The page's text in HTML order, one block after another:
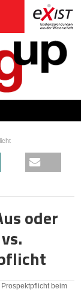
oder
beim